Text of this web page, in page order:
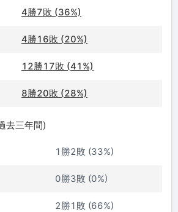
4勝7敗 (36%)
4勝16敗 (20%)
12勝17敗 (41%)
8勝20敗 (28%)
去三年間)
1勝2敗 (33%)
0勝3敗 (0%)
2勝1敗 (66%)